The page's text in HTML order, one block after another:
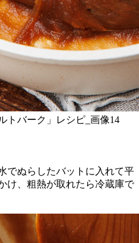
でぬらしたバットに入れて平
け、粗熱が取れたら冷蔵庫で